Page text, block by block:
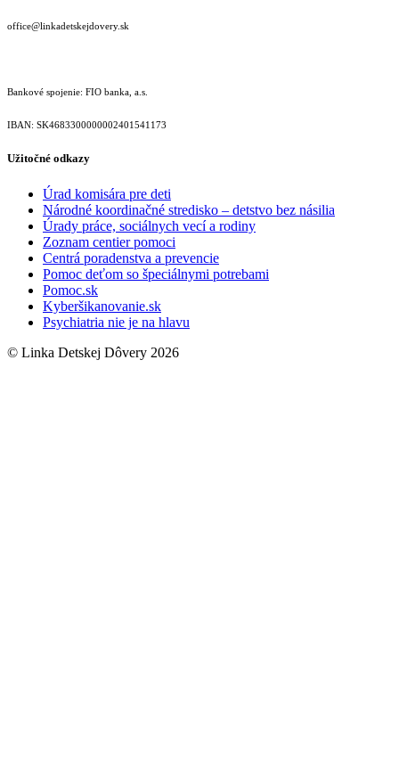
office@linkadetskejdovery.sk
Bankové spojenie: FIO banka, a.s.
IBAN: SK46833000000­02401541173
Užitočné odkazy
Úrad komisára pre deti
Národné koordinačné stredisko – detstvo bez násilia
Úrady práce, sociálnych vecí a rodiny
Zoznam centier pomoci
Centrá poradenstva a prevencie
Pomoc deťom so špeciálnymi potrebami
Pomoc.sk
Kyberšikanovanie.sk
Psychiatria nie je na hlavu
© Linka Detskej Dôvery 2026